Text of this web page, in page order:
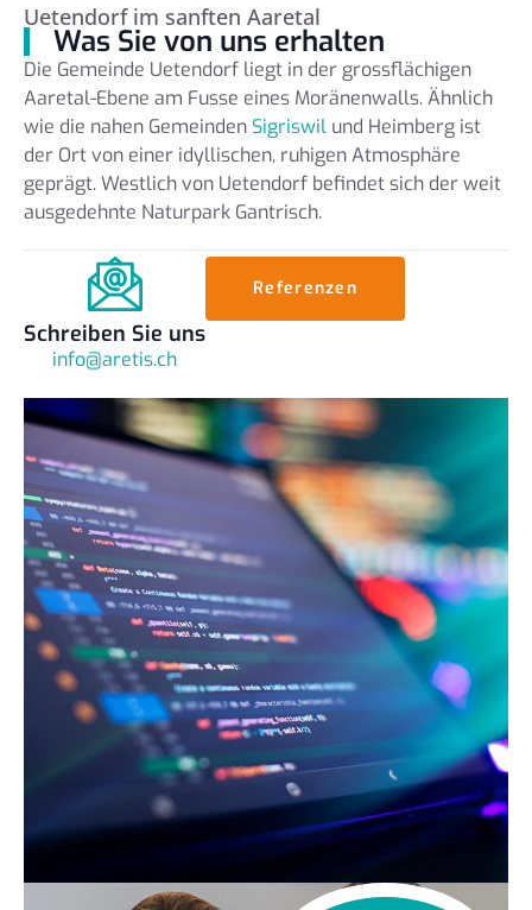
Uetendorf im sanften Aaretal
Was Sie von uns erhalten
Die Gemeinde Uetendorf liegt in der grossflächigen
Aaretal-Ebene am Fusse eines Moränenwalls. Ähnlich
wie die nahen Gemeinden Sigriswil und Heimberg ist
der Ort von einer idyllischen, ruhigen Atmosphäre
geprägt. Westlich von Uetendorf befindet sich der weit
ausgedehnte Naturpark Gantrisch.
Schreiben Sie uns
info@aretis.ch
Referenzen